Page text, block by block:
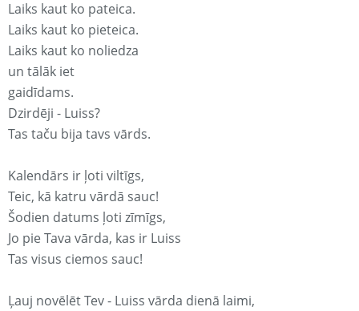
Laiks kaut ko pateica.
Laiks kaut ko pieteica.
Laiks kaut ko noliedza
un tālāk iet
gaidīdams.
Dzirdēji - Luiss?
Tas taču bija tavs vārds.
Kalendārs ir ļoti viltīgs,
Teic, kā katru vārdā sauc!
Šodien datums ļoti zīmīgs,
Jo pie Tava vārda, kas ir Luiss
Tas visus ciemos sauc!
Ļauj novēlēt Tev - Luiss vārda dienā laimi,